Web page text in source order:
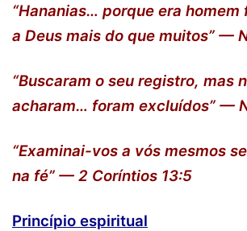
“Hananias… porque era
a Deus mais do que muitos” —
“Buscaram o seu registro, mas
acharam… foram excluídos” —
“Examinai-vos a vós mesmos
na fé” — 2 Coríntios 13:5
Princípio espiritual